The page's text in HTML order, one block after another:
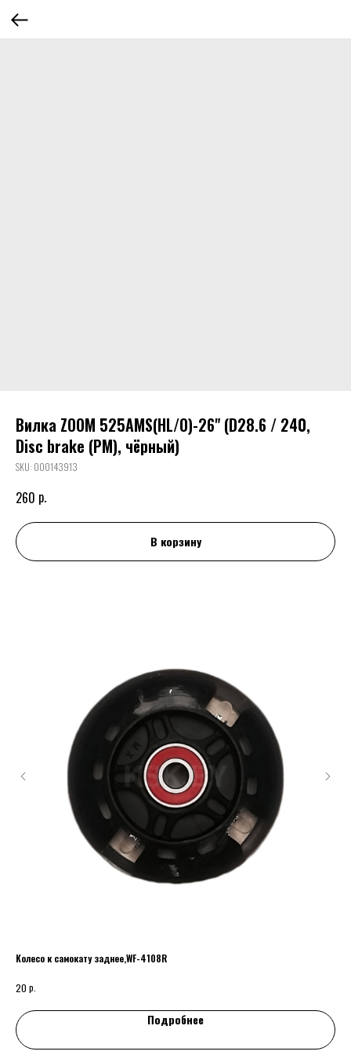
Вилка ZOOM 525AMS(HL/O)-26" (D28.6 / 240,
Disc brake (PM), чёрный)
SKU: 000143913
260 р.
В корзину
Колесо к самокату заднее,WF-4108R
20 р.
Подробнее